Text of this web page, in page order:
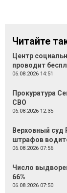
Читайте
Центр
проводит
06.08.2026 14:51
Прокуратура
СВО
06.08.2026 12:35
Верховный суд
штрафов
06.08.2026 07:56
Число
66%
06.08.2026 07:50